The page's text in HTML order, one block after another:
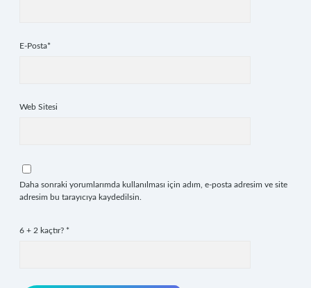
E-Posta*
Web Sitesi
Daha sonraki yorumlarımda kullanılması için adım, e-posta adresim ve site
adresim bu tarayıcıya kaydedilsin.
6 + 2 kaçtır? *